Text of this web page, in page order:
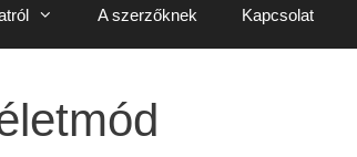
A szerzőknek Kapcsolat